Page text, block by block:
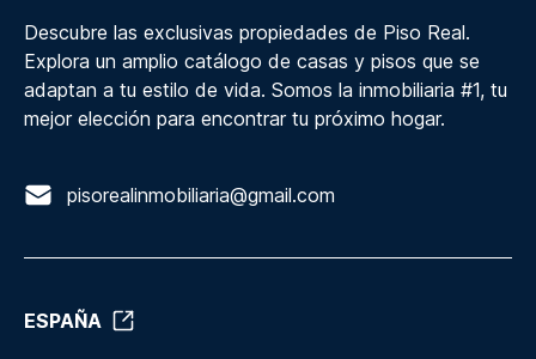
Descubre las exclusivas propiedades de Piso Real.
Explora un amplio catálogo de casas y pisos que se
adaptan a tu estilo de vida. Somos la inmobiliaria #1, tu
mejor elección para encontrar tu próximo hogar.
pisorealinmobiliaria@gmail.com
ESPAÑA